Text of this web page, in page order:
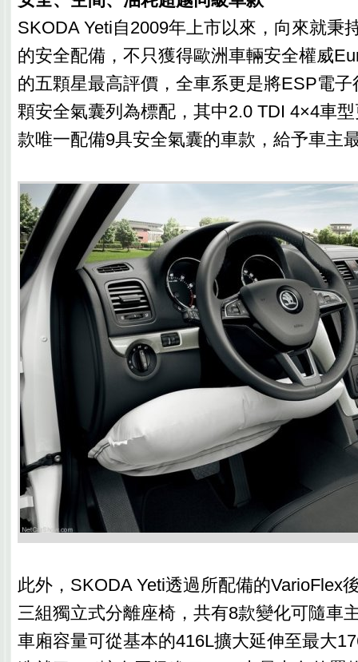
SKODA Yeti自2009年上市以來，向來就秉
的安全配備，不只獲得歐洲車輛安全權威
的五顆星最高評價，全車系更是將ESP電
顆安全氣囊列為標配，其中2.0 TDI 4×4車
款唯一配備9具安全氣囊的車款，給予車主
此外，SKODA Yeti透過所配備的VarioFlex
三組獨立式分離座椅，共有8款變化可隨車
車廂容量可從基本的416L擴大延伸至最大